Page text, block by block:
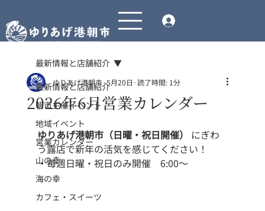
最新情報と店舗紹介
朝市主催イベント
地域イベント
営業カレンダー
山の幸
海の幸
カフェ・スイーツ
最新情報と店舗紹介
2026年6月営業カレンダー
ゆりあげ港朝市 5月20日 読了時間: 1分
ゆりあげ港朝市（日曜・祝日開催）
にぎわ
う露店で新年の活気を感じてください！
・毎週日曜・祝日のみ開催　6:00〜